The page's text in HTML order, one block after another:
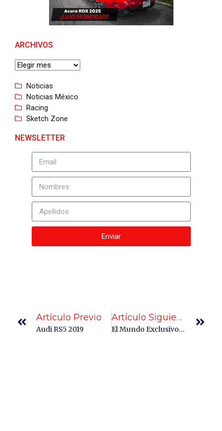
ARCHIVOS
Noticias
Noticias México
Racing
Sketch Zone
NEWSLETTER
Enviar
Artículo Previo
Audi RS5 2019
Artículo Siguiente
El Mundo Exclusivo De BAC